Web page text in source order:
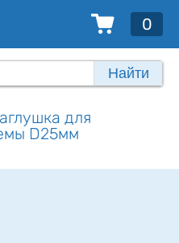
0
Найти
для
D25мм